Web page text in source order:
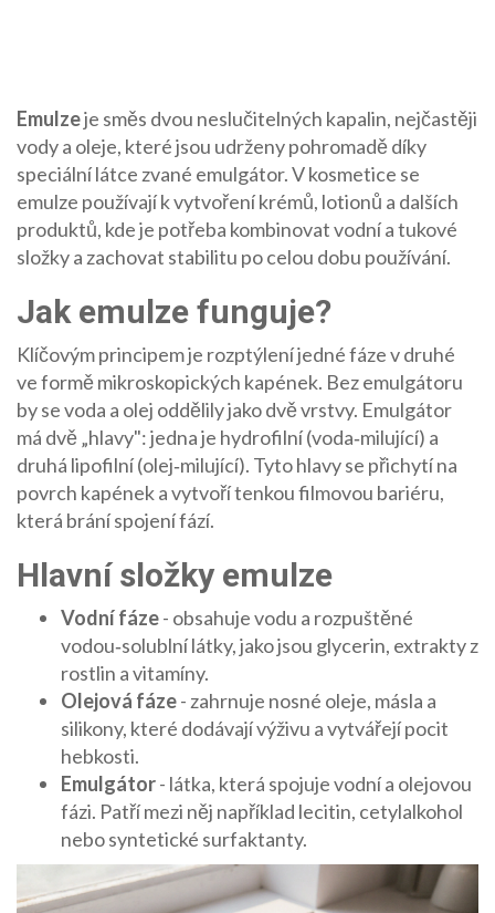
Emulzeje směs dvou neslučitelných kapalin, nejčastěji
vody a oleje, které jsou udrženy pohromadě díky
speciální látce zvané emulgátor. V kosmetice se
emulze používají k vytvoření krémů, lotionů a dalších
produktů, kde je potřeba kombinovat vodní a tukové
složky a zachovat stabilitu po celou dobu používání.
Jak emulze funguje?
Klíčovým principem je rozptýlení jedné fáze v druhé
ve formě mikroskopických kapének. Bez emulgátoru
by se voda a olej oddělily jako dvě vrstvy. Emulgátor
má dvě „hlavy": jedna je hydrofilní (voda‑milující) a
druhá lipofilní (olej‑milující). Tyto hlavy se přichytí na
povrch kapének a vytvoří tenkou filmovou bariéru,
která brání spojení fází.
Hlavní složky emulze
Vodní fáze- obsahuje vodu a rozpuštěné
vodou‑solublní látky, jako jsou glycerin, extrakty z
rostlin a vitamíny.
Olejová fáze- zahrnuje nosné oleje, másla a
silikony, které dodávají výživu a vytvářejí pocit
hebkosti.
Emulgátor- látka, která spojuje vodní a olejovou
fázi. Patří mezi něj například lecitin, cetylalkohol
nebo syntetické surfaktanty.